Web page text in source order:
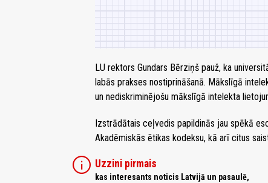
LU rektors Gundars Bērziņš pauž, ka
labās prakses nostiprināšanā. Mākslīgā
un nediskriminējošu mākslīgā intelekta
Izstrādātais ceļvedis papildinās jau spēkā
Akadēmiskās ētikas kodeksu, kā arī citus
info Uzzini pirmais
kas interesants noticis Latvijā un pasaulē,